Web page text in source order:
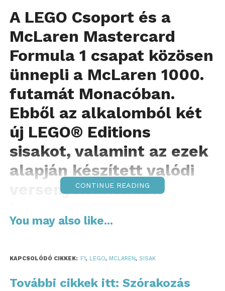
A LEGO Csoport és a
McLaren Mastercard
Formula 1 csapat közösen
ünnepli a McLaren 1000.
futamát Monacóban.
Ebből az alkalomból két
új LEGO® Editions
sisakot, valamint az ezek
alapján készített valódi
versenysisakokat is
pilóták ezen a hétvégén,
viselnek majd. A június 3-
tól elérhető új LEGO
CONTINUE READING
You may also like...
KAPCSOLÓDÓ CIKKEK: F1, LEGO, MCLAREN, SISAK
További cikkek itt: Szórakozás